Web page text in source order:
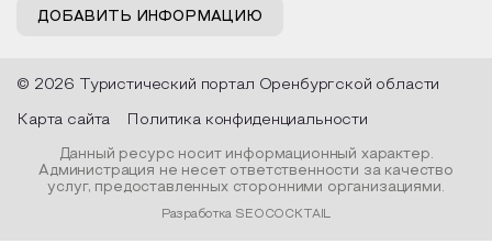
ДОБАВИТЬ ИНФОРМАЦИЮ
© 2026 Туристический портал Оренбургской области
Карта сайта Политика конфиденциальности
Данный ресурс носит информационный характер.
Администрация не несет ответственности за качество
услуг, предоставленных сторонними организациями.
Разработка SEOCOCKTAIL